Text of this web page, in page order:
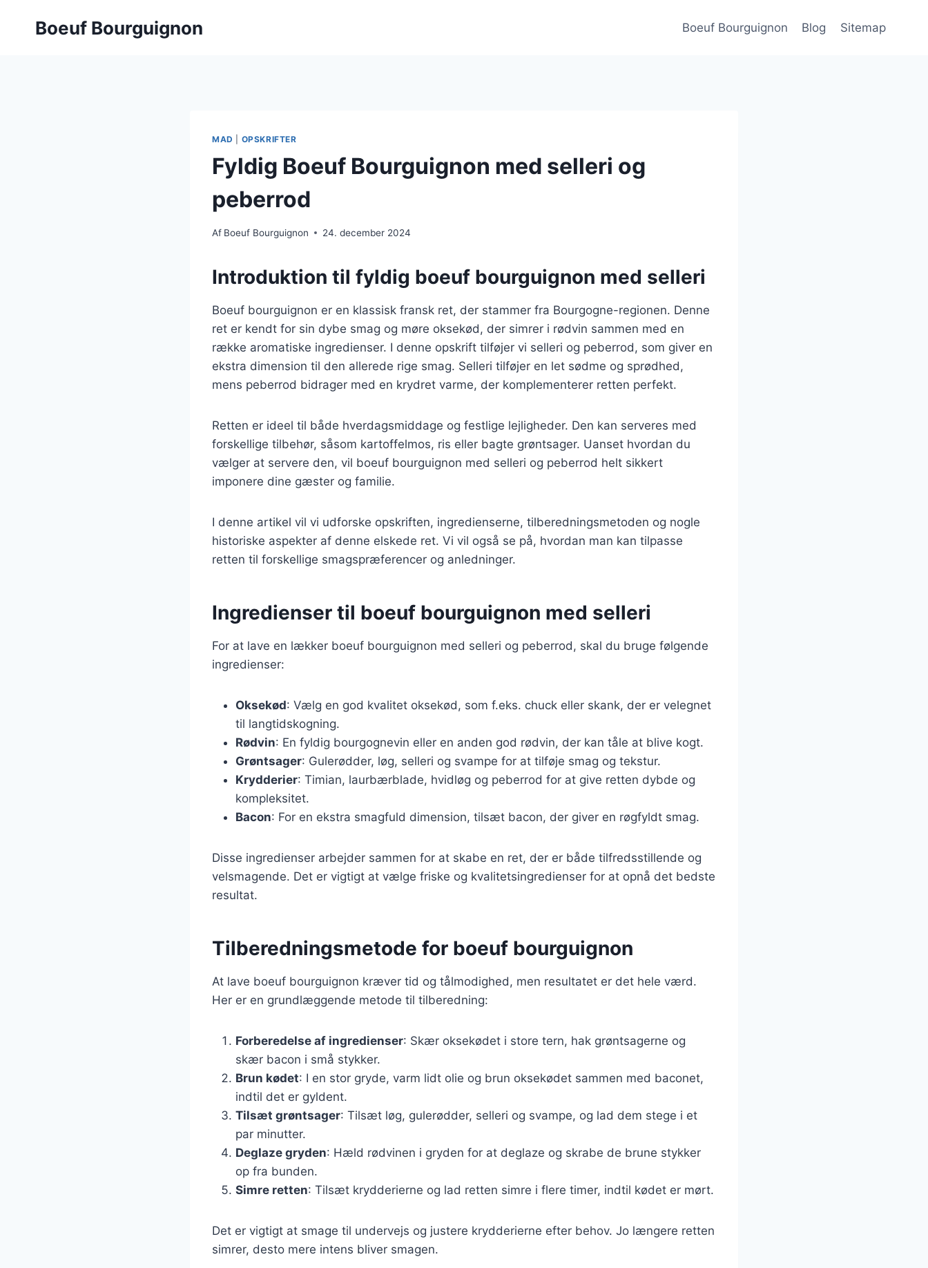
Boeuf Bourguignon Boeuf Bourguignon Blog Sitemap
MAD OPSKRIFTER
Fyldig Boeuf Bourguignon med selleri og
peberrod
Af Boeuf Bourguignon 24. december 2024
Introduktion til fyldig boeuf bourguignon med selleri
Boeuf bourguignon er en klassisk fransk ret, der stammer fra Bourgogne-regionen. Denne
ret er kendt for sin dybe smag og møre oksekød, der simrer i rødvin sammen med en
række aromatiske ingredienser. I denne opskrift tilføjer vi selleri og peberrod, som giver en
ekstra dimension til den allerede rige smag. Selleri tilføjer en let sødme og sprødhed,
mens peberrod bidrager med en krydret varme, der komplementerer retten perfekt.
Retten er ideel til både hverdagsmiddage og festlige lejligheder. Den kan serveres med
forskellige tilbehør, såsom kartoffelmos, ris eller bagte grøntsager. Uanset hvordan du
vælger at servere den, vil boeuf bourguignon med selleri og peberrod helt sikkert
imponere dine gæster og familie.
I denne artikel vil vi udforske opskriften, ingredienserne, tilberedningsmetoden og nogle
historiske aspekter af denne elskede ret. Vi vil også se på, hvordan man kan tilpasse
retten til forskellige smagspræferencer og anledninger.
Ingredienser til boeuf bourguignon med selleri
For at lave en lækker boeuf bourguignon med selleri og peberrod, skal du bruge følgende
ingredienser:
Oksekød: Vælg en god kvalitet oksekød, som f.eks. chuck eller skank, der er velegnet
til langtidskogning.
Rødvin: En fyldig bourgognevin eller en anden god rødvin, der kan tåle at blive kogt.
Grøntsager: Gulerødder, løg, selleri og svampe for at tilføje smag og tekstur.
Krydderier: Timian, laurbærblade, hvidløg og peberrod for at give retten dybde og
kompleksitet.
Bacon: For en ekstra smagfuld dimension, tilsæt bacon, der giver en røgfyldt smag.
Disse ingredienser arbejder sammen for at skabe en ret, der er både tilfredsstillende og
velsmagende. Det er vigtigt at vælge friske og kvalitetsingredienser for at opnå det bedste
resultat.
Tilberedningsmetode for boeuf bourguignon
At lave boeuf bourguignon kræver tid og tålmodighed, men resultatet er det hele værd.
Her er en grundlæggende metode til tilberedning:
Forberedelse af ingredienser: Skær oksekødet i store tern, hak grøntsagerne og
skær bacon i små stykker.
Brun kødet: I en stor gryde, varm lidt olie og brun oksekødet sammen med baconet,
indtil det er gyldent.
Tilsæt grøntsager: Tilsæt løg, gulerødder, selleri og svampe, og lad dem stege i et
par minutter.
Deglaze gryden: Hæld rødvinen i gryden for at deglaze og skrabe de brune stykker
op fra bunden.
Simre retten: Tilsæt krydderierne og lad retten simre i flere timer, indtil kødet er mørt.
Det er vigtigt at smage til undervejs og justere krydderierne efter behov. Jo længere retten
simrer, desto mere intens bliver smagen.